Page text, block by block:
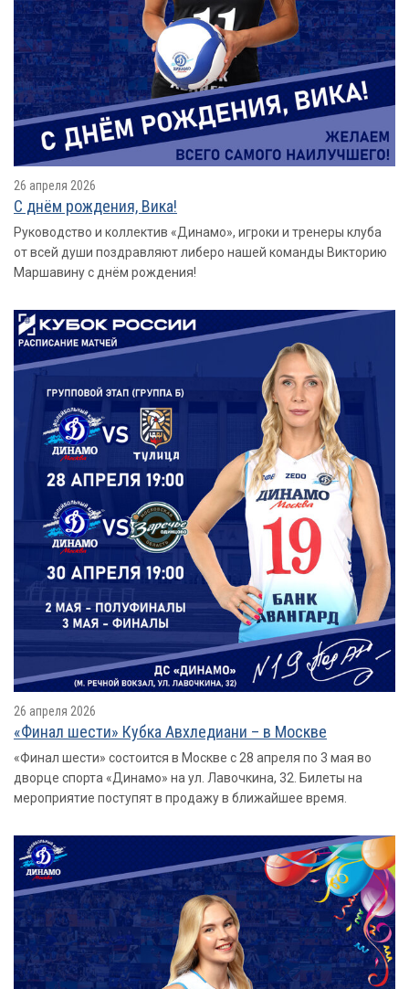
26 апреля 2026
С днём рождения, Вика!
Руководство и коллектив «Динамо», игроки и тренеры клуба
от всей души поздравляют либеро нашей команды Викторию
Маршавину с днём рождения!
26 апреля 2026
«Финал шести» Кубка Авхледиани – в Москве
«Финал шести» состоится в Москве с 28 апреля по 3 мая во
дворце спорта «Динамо» на ул. Лавочкина, 32. Билеты на
мероприятие поступят в продажу в ближайшее время.